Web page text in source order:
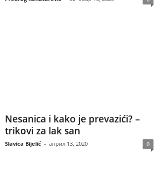
Nesanica i kako je prevazići? –
trikovi za lak san
Slavica Bijelić - април 13, 2020 0